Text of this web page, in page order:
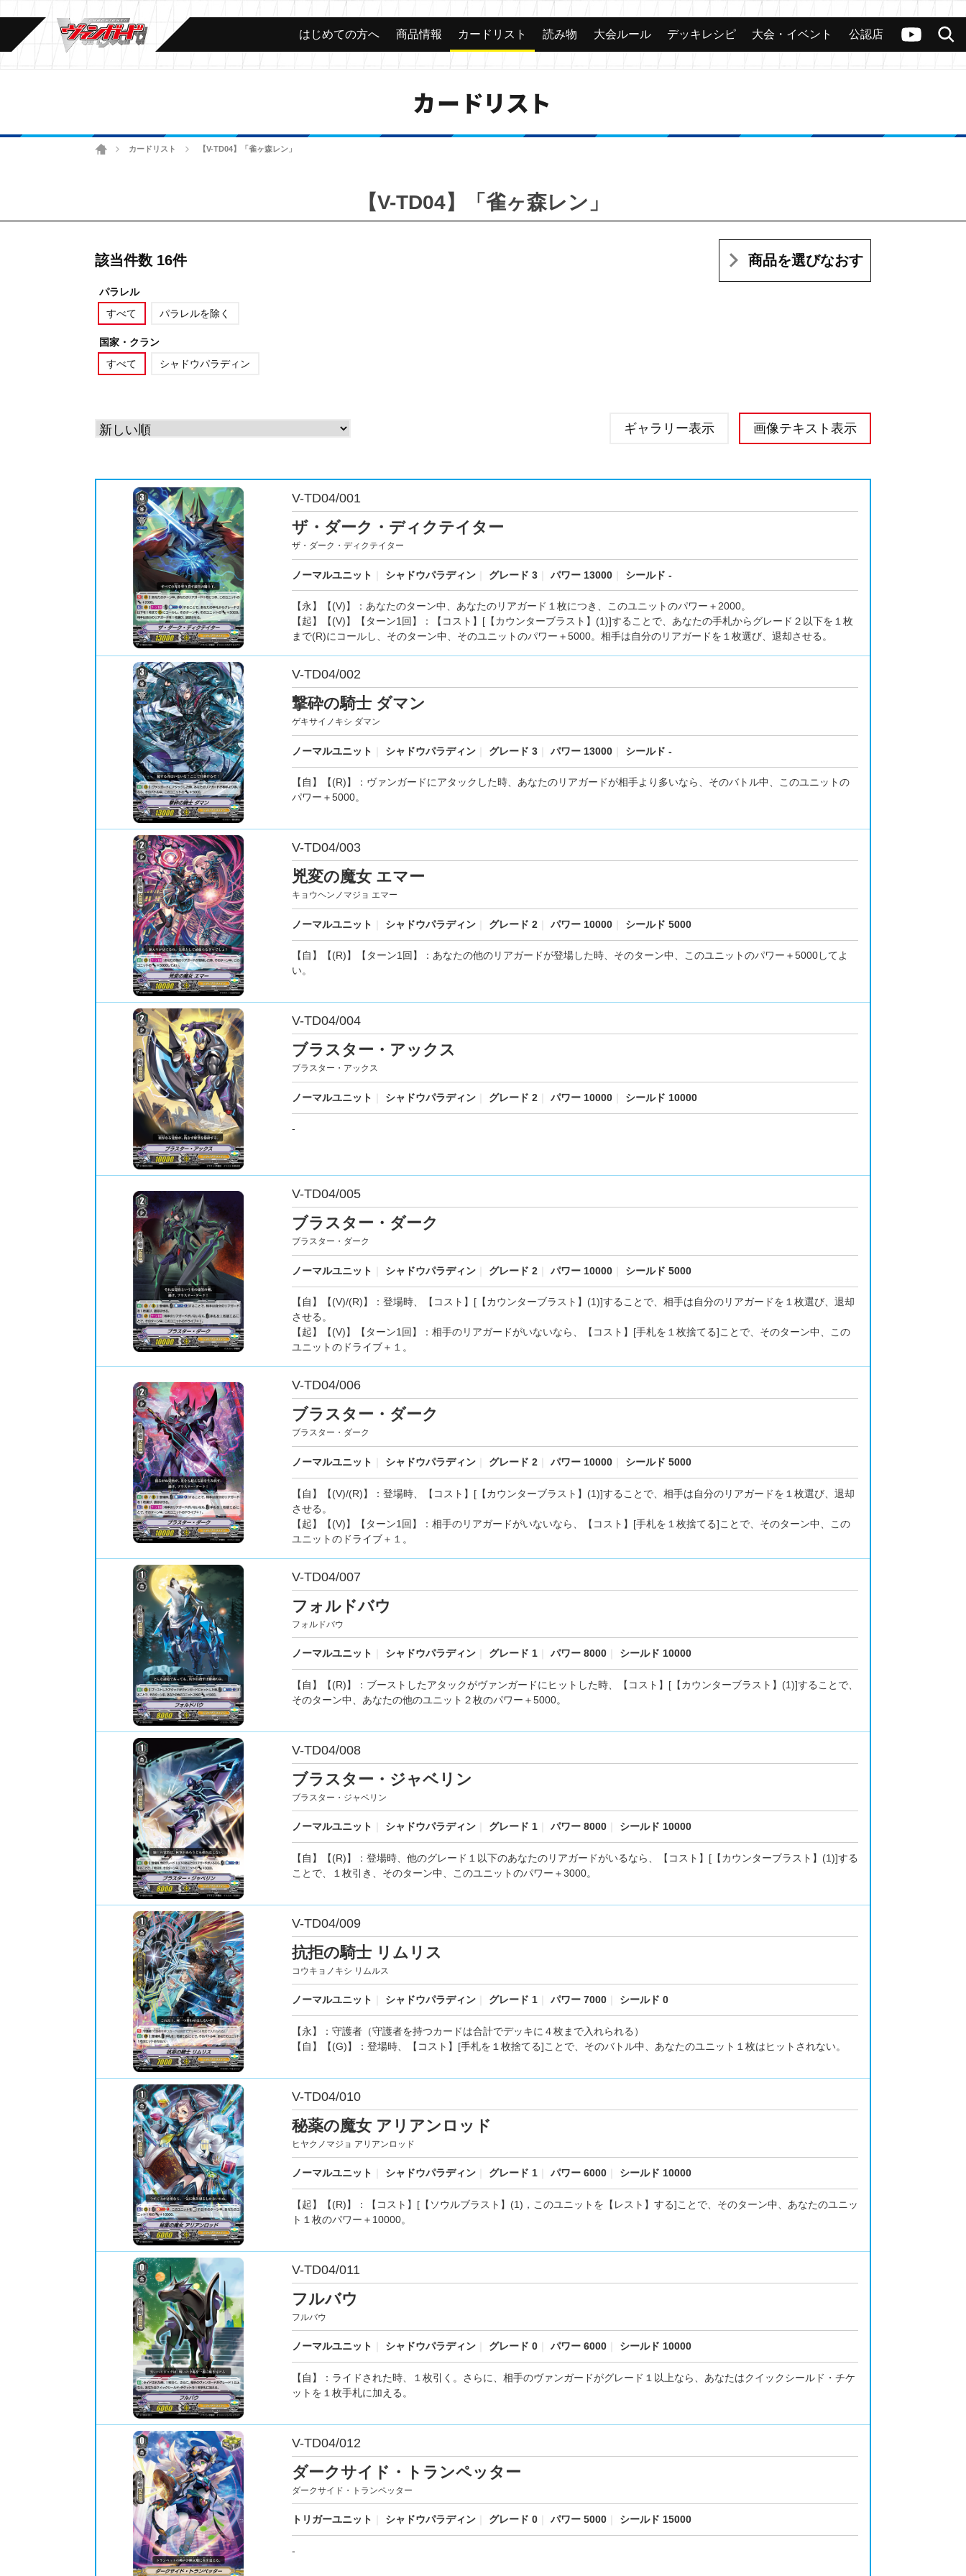
ヴァンガードch
検索
カード 大会 公認店舗 その他
はじめての方へ 商品情報 カードリスト 読み物 大会ルール デッキレシピ 大会・イベント 公認店
カードリスト
ホームカードリスト 【V-TD04】「雀ヶ森レン」
【V-TD04】「雀ヶ森レン」
該当件数 16件 商品を選びなおす
パラレル
すべて
パラレルを除く
国家・クラン
すべて
シャドウパラディン
ギャラリー表示 画像テキスト表示
V-TD04/001
ザ・ダーク・ディクテイター
ザ・ダーク・ディクテイター
ノーマルユニット シャドウパラディン グレード 3 パワー 13000 シールド -
【永】【(V)】：あなたのターン中、あなたのリアガード１枚につき、このユニットのパワー＋2000。
【起】【(V)】【ターン1回】：【コスト】[【カウンターブラスト】(1)]することで、あなたの手札からグレード２以下を１枚
まで(R)にコールし、そのターン中、そのユニットのパワー＋5000。相手は自分のリアガードを１枚選び、退却させる。
V-TD04/002
撃砕の騎士 ダマン
ゲキサイノキシ ダマン
ノーマルユニット シャドウパラディン グレード 3 パワー 13000 シールド -
【自】【(R)】：ヴァンガードにアタックした時、あなたのリアガードが相手より多いなら、そのバトル中、このユニットの
パワー＋5000。
V-TD04/003
兇変の魔女 エマー
キョウヘンノマジョ エマー
ノーマルユニット シャドウパラディン グレード 2 パワー 10000 シールド 5000
【自】【(R)】【ターン1回】：あなたの他のリアガードが登場した時、そのターン中、このユニットのパワー＋5000してよ
い。
V-TD04/004
ブラスター・アックス
ブラスター・アックス
ノーマルユニット シャドウパラディン グレード 2 パワー 10000 シールド 10000
-
V-TD04/005
ブラスター・ダーク
ブラスター・ダーク
ノーマルユニット シャドウパラディン グレード 2 パワー 10000 シールド 5000
【自】【(V)/(R)】：登場時、【コスト】[【カウンターブラスト】(1)]することで、相手は自分のリアガードを１枚選び、退却
させる。
【起】【(V)】【ターン1回】：相手のリアガードがいないなら、【コスト】[手札を１枚捨てる]ことで、そのターン中、この
ユニットのドライブ＋１。
V-TD04/006
ブラスター・ダーク
ブラスター・ダーク
ノーマルユニット シャドウパラディン グレード 2 パワー 10000 シールド 5000
【自】【(V)/(R)】：登場時、【コスト】[【カウンターブラスト】(1)]することで、相手は自分のリアガードを１枚選び、退却
させる。
【起】【(V)】【ターン1回】：相手のリアガードがいないなら、【コスト】[手札を１枚捨てる]ことで、そのターン中、この
ユニットのドライブ＋１。
V-TD04/007
フォルドバウ
フォルドバウ
ノーマルユニット シャドウパラディン グレード 1 パワー 8000 シールド 10000
【自】【(R)】：ブーストしたアタックがヴァンガードにヒットした時、【コスト】[【カウンターブラスト】(1)]することで、
そのターン中、あなたの他のユニット２枚のパワー＋5000。
V-TD04/008
ブラスター・ジャベリン
ブラスター・ジャベリン
ノーマルユニット シャドウパラディン グレード 1 パワー 8000 シールド 10000
【自】【(R)】：登場時、他のグレード１以下のあなたのリアガードがいるなら、【コスト】[【カウンターブラスト】(1)]する
ことで、１枚引き、そのターン中、このユニットのパワー＋3000。
V-TD04/009
抗拒の騎士 リムリス
コウキョノキシ リムルス
ノーマルユニット シャドウパラディン グレード 1 パワー 7000 シールド 0
【永】：守護者（守護者を持つカードは合計でデッキに４枚まで入れられる）
【自】【(G)】：登場時、【コスト】[手札を１枚捨てる]ことで、そのバトル中、あなたのユニット１枚はヒットされない。
V-TD04/010
秘薬の魔女 アリアンロッド
ヒヤクノマジョ アリアンロッド
ノーマルユニット シャドウパラディン グレード 1 パワー 6000 シールド 10000
【起】【(R)】：【コスト】[【ソウルブラスト】(1)，このユニットを【レスト】する]ことで、そのターン中、あなたのユニッ
ト１枚のパワー＋10000。
V-TD04/011
フルバウ
フルバウ
ノーマルユニット シャドウパラディン グレード 0 パワー 6000 シールド 10000
【自】：ライドされた時、１枚引く。さらに、相手のヴァンガードがグレード１以上なら、あなたはクイックシールド・チケ
ットを１枚手札に加える。
V-TD04/012
ダークサイド・トランペッター
ダークサイド・トランペッター
トリガーユニット シャドウパラディン グレード 0 パワー 5000 シールド 15000
-